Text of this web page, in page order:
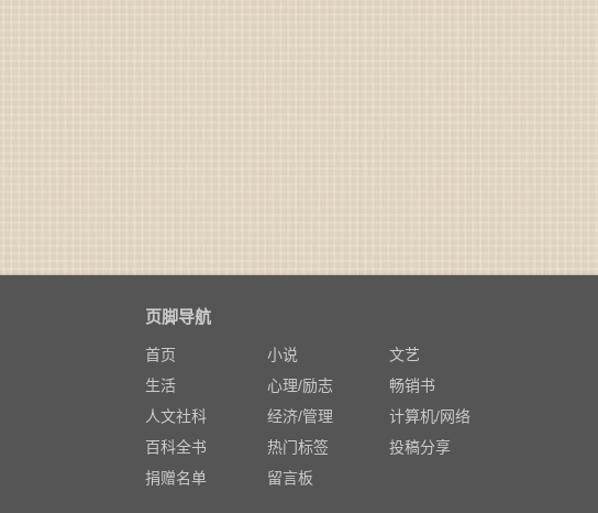
页脚导航
首页 小说
文艺
生活
心理/励志
畅销书
人文社科
经济/管理
计算机/网络
百科全书
热门标签
投稿分享
捐赠名单
留言板